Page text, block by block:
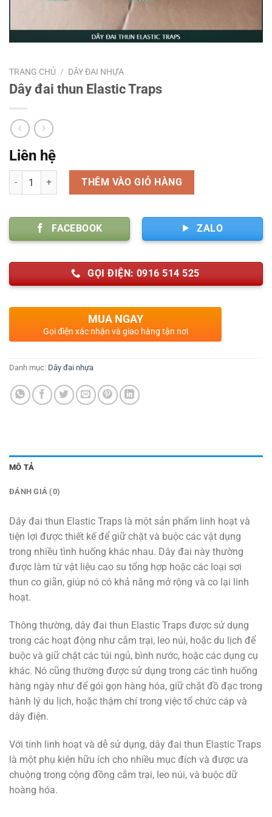
TRANG CHỦ / DÂY ĐAI NHỰA
Dây đai thun Elastic Traps
Liên hệ
Số lượng THÊM VÀO GIỎ HÀNG
FACEBOOK ZALO
GỌI ĐIỆN: 0916 514 525
MUA NGAY
Gọi điện xác nhận và giao hàng tận nơi
Danh mục: Dây đai nhựa
MÔ TẢ
ĐÁNH GIÁ (0)
Dây đai thun Elastic Traps là một sản phẩm linh hoạt và
tiện lợi được thiết kế để giữ chặt và buộc các vật dụng
trong nhiều tình huống khác nhau. Dây đai này thường
được làm từ vật liệu cao su tổng hợp hoặc các loại sợi
thun co giãn, giúp nó có khả năng mở rộng và co lại linh
hoạt.
Thông thường, dây đai thun Elastic Traps được sử dụng
trong các hoạt động như cắm trại, leo núi, hoặc du lịch để
buộc và giữ chặt các túi ngủ, bình nước, hoặc các dụng cụ
khác. Nó cũng thường được sử dụng trong các tình huống
hàng ngày như để gói gọn hàng hóa, giữ chặt đồ đạc trong
hành lý du lịch, hoặc thậm chí trong việc tổ chức cáp và
dây điện.
Với tính linh hoạt và dễ sử dụng, dây đai thun Elastic Traps
là một phụ kiện hữu ích cho nhiều mục đích và được ưa
chuộng trong cộng đồng cắm trại, leo núi, và buộc dữ
hoàng hóa.